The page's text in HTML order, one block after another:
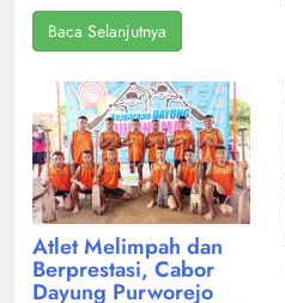
Baca Selanjutnya
Atlet Melimpah dan
Berprestasi, Cabor
Dayung Purworejo